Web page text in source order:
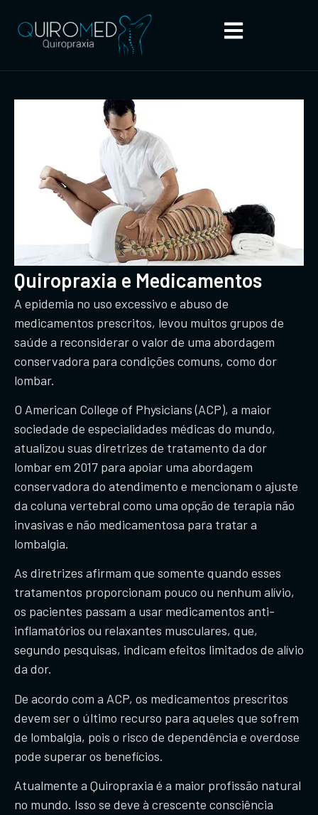
Quiropraxia e Medicamentos
A epidemia no uso excessivo e abuso de
medicamentos prescritos, levou muitos grupos de
saúde a reconsiderar o valor de uma abordagem
conservadora para condições comuns, como dor
lombar.
​O American College of Physicians (ACP), a maior
sociedade de especialidades médicas do mundo,
atualizou suas diretrizes de tratamento da dor
lombar em 2017 para apoiar uma abordagem
conservadora do atendimento e mencionam o ajuste
da coluna vertebral como uma opção de terapia não
invasivas e não medicamentosa para tratar a
lombalgia.
​As diretrizes afirmam que somente quando esses
tratamentos proporcionam pouco ou nenhum alívio,
os pacientes passam a usar medicamentos anti-
inflamatórios ou relaxantes musculares, que,
segundo pesquisas, indicam efeitos limitados de alívio
da dor.
​De acordo com a ACP, os medicamentos prescritos
devem ser o último recurso para aqueles que sofrem
de lombalgia, pois o risco de dependência e overdose
pode superar os benefícios.
Atualmente a Quiropraxia é a maior profissão natural
no mundo. Isso se deve à crescente consciência